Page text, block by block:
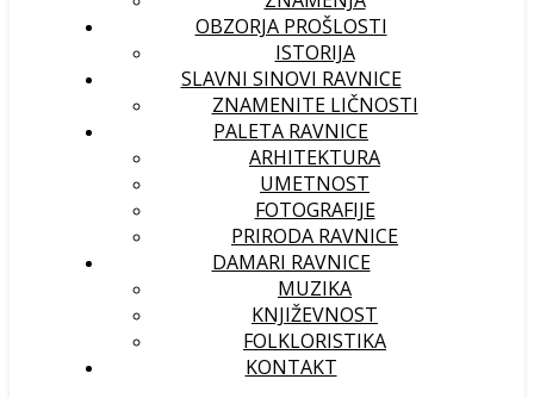
OBZORJA PROŠLOSTI
ISTORIJA
SLAVNI SINOVI RAVNICE
ZNAMENITE LIČNOSTI
PALETA RAVNICE
ARHITEKTURA
UMETNOST
FOTOGRAFIJE
PRIRODA RAVNICE
DAMARI RAVNICE
MUZIKA
KNJIŽEVNOST
FOLKLORISTIKA
KONTAKT